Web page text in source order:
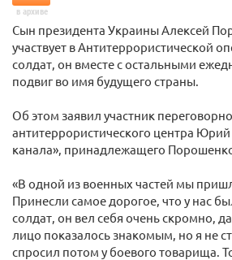
в архиве
Сын президента Украины Алексей
участвует в Антитеррористической
солдат, он вместе с остальными
подвиг во имя будущего страны.
Об этом заявил участник
антитеррористического центра Юрий
канала», принадлежащего
«В одной из военных частей мы
Принесли самое дорогое, что у нас
солдат, он вел себя очень скромно,
лицо показалось знакомым, но я не
спросил потом у боевого товарища.